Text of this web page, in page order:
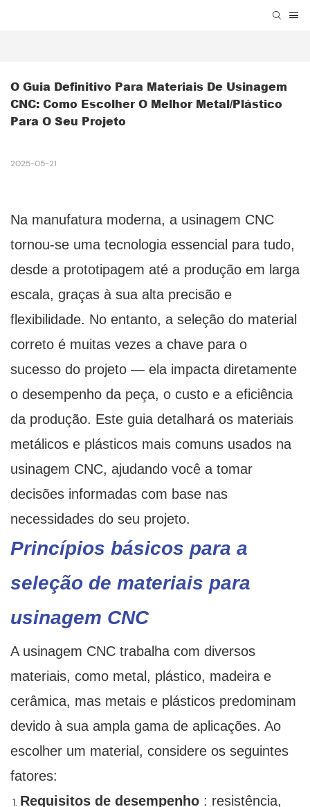
O Guia Definitivo Para Materiais De Usinagem
CNC: Como Escolher O Melhor Metal/Plástico
Para O Seu Projeto
2025-05-21
Na manufatura moderna, a usinagem CNC
tornou-se uma tecnologia essencial para tudo,
desde a prototipagem até a produção em larga
escala, graças à sua alta precisão e
flexibilidade. No entanto, a seleção do material
correto é muitas vezes a chave para o
sucesso do projeto — ela impacta diretamente
o desempenho da peça, o custo e a eficiência
da produção. Este guia detalhará os materiais
metálicos e plásticos mais comuns usados ​​na
usinagem CNC, ajudando você a tomar
decisões informadas com base nas
necessidades do seu projeto.
Princípios básicos para a
seleção de materiais para
usinagem CNC
A usinagem CNC trabalha com diversos
materiais, como metal, plástico, madeira e
cerâmica, mas metais e plásticos predominam
devido à sua ampla gama de aplicações. Ao
escolher um material, considere os seguintes
fatores:
Requisitos de desempenho : resistência,